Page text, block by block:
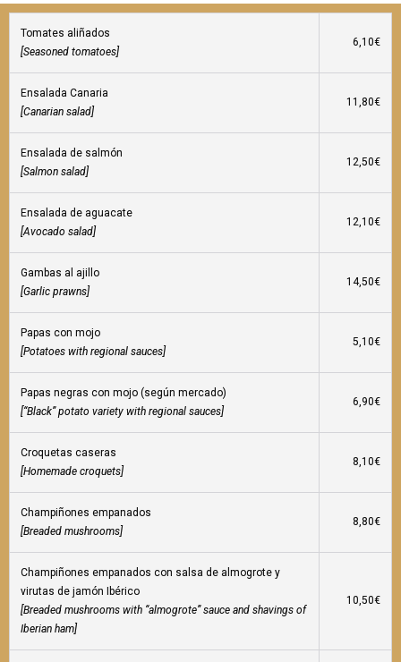
Tomates aliñados
[Seasoned tomatoes]
6,10€
Ensalada Canaria
[Canarian salad]
11,80€
Ensalada de salmón
[Salmon salad]
12,50€
Ensalada de aguacate
[Avocado salad]
12,10€
Gambas al ajillo
[Garlic prawns]
14,50€
Papas con mojo
[Potatoes with regional sauces]
5,10€
Papas negras con mojo (según mercado)
[“Black” potato variety with regional sauces]
6,90€
Croquetas caseras
[Homemade croquets]
8,10€
Champiñones empanados
[Breaded mushrooms]
8,80€
Champiñones empanados con salsa de almogrote y
virutas de jamón Ibérico
[Breaded mushrooms with “almogrote” sauce and shavings of
Iberian ham]
10,50€